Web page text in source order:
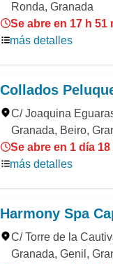
Ronda, Granada
Se abre en 17 h 51
más detalles
Collados
C/ Joaquina
Granada, Beiro,
Se abre en 1 día
más detalles
Harmony Spa
C/ Torre de la
Granada, Genil,